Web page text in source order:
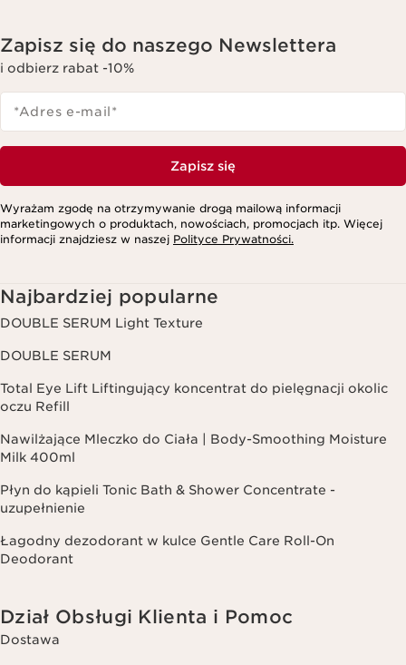
Zapisz się do naszego Newslettera
i odbierz rabat -10%
*Adres e-mail*
Zapisz się
Wyrażam zgodę na otrzymywanie drogą mailową informacji
marketingowych o produktach, nowościach, promocjach itp. Więcej
informacji znajdziesz w naszej Polityce Prywatności.
Najbardziej popularne
DOUBLE SERUM Light Texture
DOUBLE SERUM
Total Eye Lift Liftingujący koncentrat do pielęgnacji okolic
oczu Refill
Nawilżające Mleczko do Ciała | Body-Smoothing Moisture
Milk 400ml
Płyn do kąpieli Tonic Bath & Shower Concentrate -
uzupełnienie
Łagodny dezodorant w kulce Gentle Care Roll-On
Deodorant
Dział Obsługi Klienta i Pomoc
Dostawa